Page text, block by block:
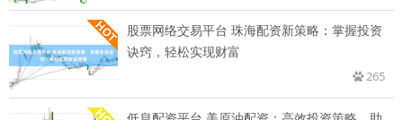
股票网络交易平台 珠海配资新策略：掌握投资
诀窍，轻松实现财富
265